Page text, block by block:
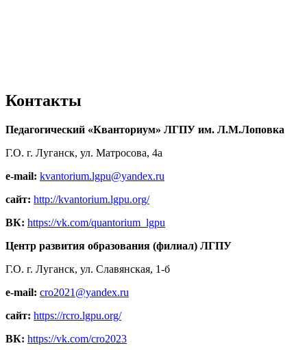
Контакты
Педагогический «Кванториум» ЛГПУ им. Л.М.Лоповка
Г.О. г. Луганск, ул. Матросова, 4а
e-mail: kvantorium.lgpu@yandex.ru
сайт: http://kvantorium.lgpu.org/
ВК: https://vk.com/quantorium_lgpu
Центр развития образования (филиал) ЛГПУ
Г.О. г. Луганск, ул. Славянская, 1-б
e-mail: cro2021@yandex.ru
сайт: https://rcro.lgpu.org/
ВК: https://vk.com/cro2023